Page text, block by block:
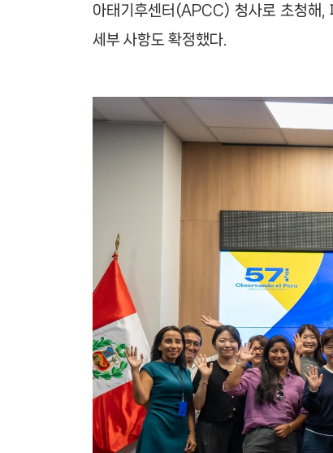
아태기후센터(APCC) 청사로 초청해,
세부 사항도 확정했다.